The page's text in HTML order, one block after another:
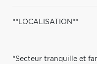
**LOCALISATION**
*Secteur tranquille et